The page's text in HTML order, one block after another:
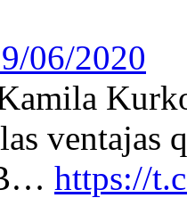
06/2020
ventajas
https://